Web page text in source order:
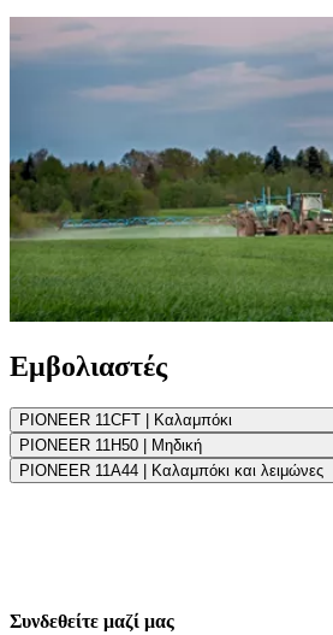
Εμβολιαστές
PIONEER 11CFT | Καλαμπόκι
PIONEER 11H50 | Μηδική
PIONEER 11A44 | Καλαμπόκι και λειμώνες
Συνδεθείτε μαζί μας